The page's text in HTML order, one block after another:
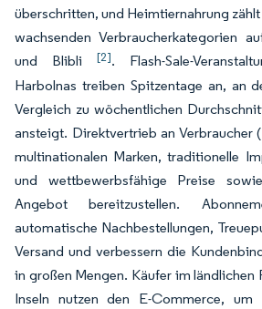
überschritten, und Heimtiernahrung
wachsenden Verbraucherkategorien
und Blibli [2]. Flash-Sale-
Harbolnas treiben Spitzentage an, an
Vergleich zu wöchentlichen
ansteigt. Direktvertrieb an Verbraucher
multinationalen Marken, traditionelle
und wettbewerbsfähige Preise
Angebot bereitzustellen.
automatische Nachbestellungen,
Versand und verbessern die
in großen Mengen. Käufer im ländlichen
Inseln nutzen den E-Commerce, um